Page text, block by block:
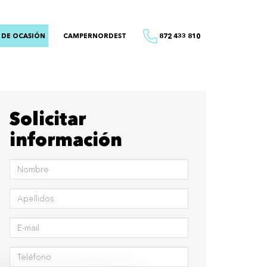
OCASIÓN CAMPERNORDEST 872 433 810
Solicitar
información